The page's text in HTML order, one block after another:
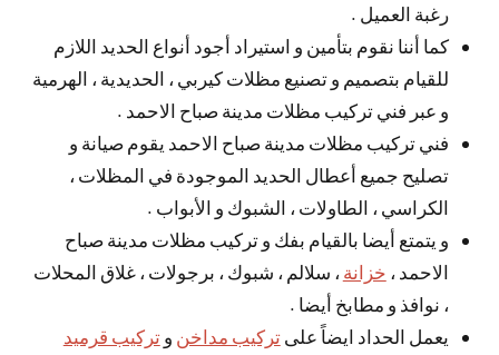
رغبة العميل .
كما أننا نقوم بتأمين و استيراد أجود أنواع الحديد اللازم
للقيام بتصميم و تصنيع مظلات كيربي ، الحديدية ، الهرمية
و عبر فني تركيب مظلات مدينة صباح الاحمد .
فني تركيب مظلات مدينة صباح الاحمد يقوم صيانة و
تصليح جميع أعطال الحديد الموجودة في المظلات ،
الكراسي ، الطاولات ، الشبوك و الأبواب .
و يتمتع أيضا بالقيام بفك و تركيب مظلات مدينة صباح
الاحمد ، خزانة ، سلالم ، شبوك ، برجولات ، غلاق المحلات
، نوافذ و مطابخ أيضا .
يعمل الحداد ايضاً علىتركيب مداخن وتركيب قرميد